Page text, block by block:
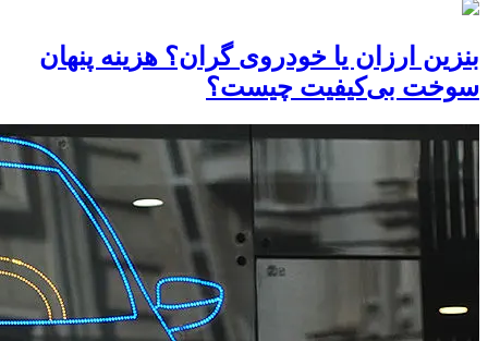
بنزین ارزان یا خودروی گران؟ هزینه پنهان
سوخت بی‌کیفیت چیست؟